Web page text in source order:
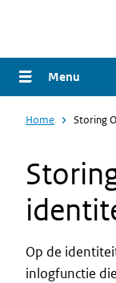
naar
de
gaan
Menu
Home Storing
Op de
inlogfunctie